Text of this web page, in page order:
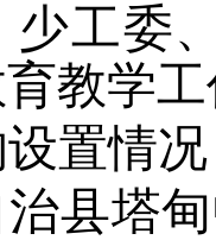
少工委
教学
设置情况
县塔